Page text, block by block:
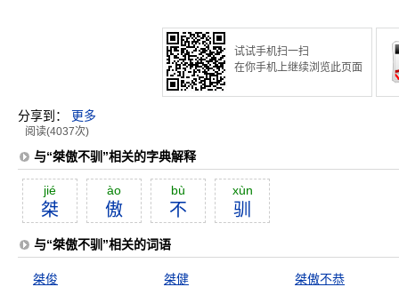
试试手机扫一扫
在你手机上继续浏览此页面
分享到： 更多
阅读(4037次)
与“桀傲不驯”相关的字典解释
jié
桀
ào
傲
bù
不
xùn
驯
与“桀傲不驯”相关的词语
桀俊 桀健
桀傲不恭